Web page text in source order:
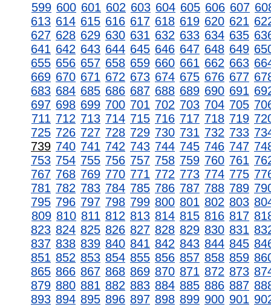
599 600 601 602 603 604 605 606 607
613 614 615 616 617 618 619 620 621
627 628 629 630 631 632 633 634 635
641 642 643 644 645 646 647 648 649
655 656 657 658 659 660 661 662 663
669 670 671 672 673 674 675 676 677
683 684 685 686 687 688 689 690 691
697 698 699 700 701 702 703 704 705
711 712 713 714 715 716 717 718 719
725 726 727 728 729 730 731 732 733
739 740 741 742 743 744 745 746 747
753 754 755 756 757 758 759 760 761
767 768 769 770 771 772 773 774 775
781 782 783 784 785 786 787 788 789
795 796 797 798 799 800 801 802 803
809 810 811 812 813 814 815 816 817
823 824 825 826 827 828 829 830 831
837 838 839 840 841 842 843 844 845
851 852 853 854 855 856 857 858 859
865 866 867 868 869 870 871 872 873
879 880 881 882 883 884 885 886 887
893 894 895 896 897 898 899 900 901